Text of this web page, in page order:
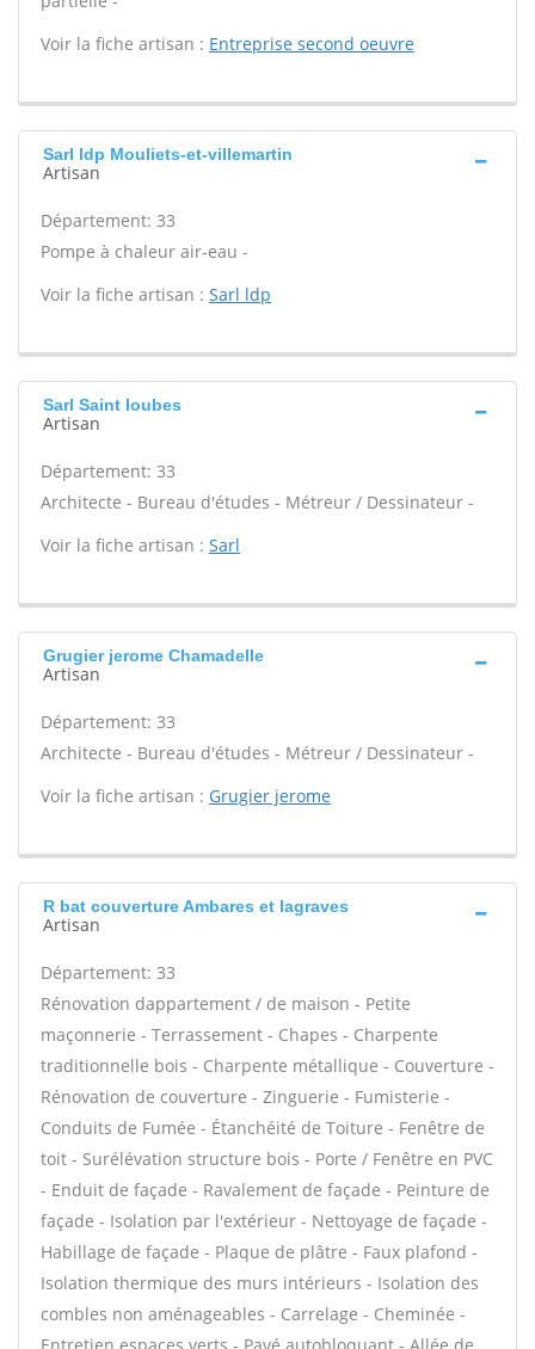
Voir la fiche artisan : Entreprise second oeuvre
Sarl ldp Mouliets-et-villemartin
Artisan
Département: 33
Pompe à chaleur air-eau -
Voir la fiche artisan : Sarl ldp
Sarl Saint loubes
Artisan
Département: 33
Architecte - Bureau d'études - Métreur / Dessinateur -
Voir la fiche artisan : Sarl
Grugier jerome Chamadelle
Artisan
Département: 33
Architecte - Bureau d'études - Métreur / Dessinateur -
Voir la fiche artisan : Grugier jerome
R bat couverture Ambares et lagraves
Artisan
Département: 33
Rénovation dappartement / de maison - Petite
maçonnerie - Terrassement - Chapes - Charpente
traditionnelle bois - Charpente métallique - Couverture -
Rénovation de couverture - Zinguerie - Fumisterie -
Conduits de Fumée - Étanchéité de Toiture - Fenêtre de
toit - Surélévation structure bois - Porte / Fenêtre en PVC
- Enduit de façade - Ravalement de façade - Peinture de
façade - Isolation par l'extérieur - Nettoyage de façade -
Habillage de façade - Plaque de plâtre - Faux plafond -
Isolation thermique des murs intérieurs - Isolation des
combles non aménageables - Carrelage - Cheminée -